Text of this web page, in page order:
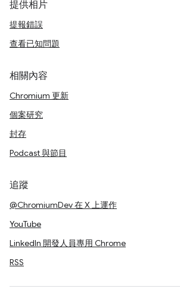
提供相片
提報錯誤
查看已知問題
相關內容
Chromium 更新
個案研究
封存
Podcast 與節目
追蹤
@ChromiumDev 在 X 上運作
YouTube
LinkedIn 開發人員專用 Chrome
RSS